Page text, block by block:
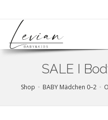
SALE I
Shop BABY Mädchen 0–2